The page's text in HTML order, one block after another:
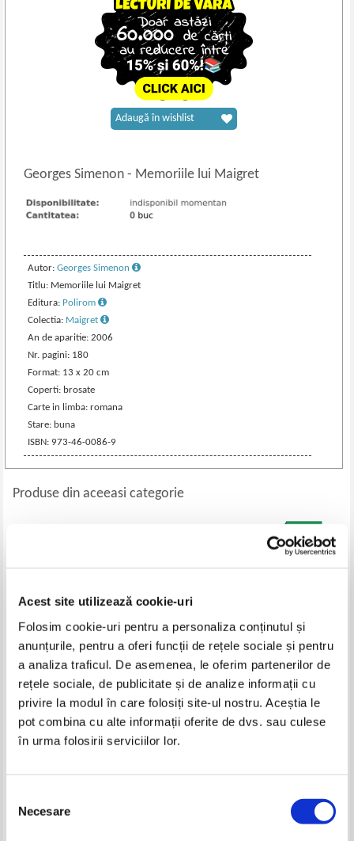
Acest site utilizează cookie-uri
Folosim cookie-uri pentru a personaliza conținutul și
anunțurile, pentru a oferi funcții de rețele sociale și pentru
a analiza traficul. De asemenea, le oferim partenerilor de
rețele sociale, de publicitate și de analize informații cu
privire la modul în care folosiți site-ul nostru. Aceștia le
pot combina cu alte informații oferite de dvs. sau culese
în urma folosirii serviciilor lor.
consimțământului
Necesare
Georges Simenon- Memoriile lui Maigret
Autor:Georges Simenon
Titlu: Memoriile lui Maigret
Editura: Polirom
Colectia: Maigret
An de aparitie: 2006
Nr. pagini: 180
Format: 13 x 20 cm
Coperti: brosate
Carte in limba: romana
Stare: buna
ISBN: 973-46-0086-9
Adaugă în wishlist
Produse din aceeasi categorie
Agatha Christie - Dupa
inmormantare
Pret:14,00 Lei
Adaugă în coș
Traian Tandin - Adio, Ringo!
Povestea celebrului caine
politist
Pret:16,00 Lei